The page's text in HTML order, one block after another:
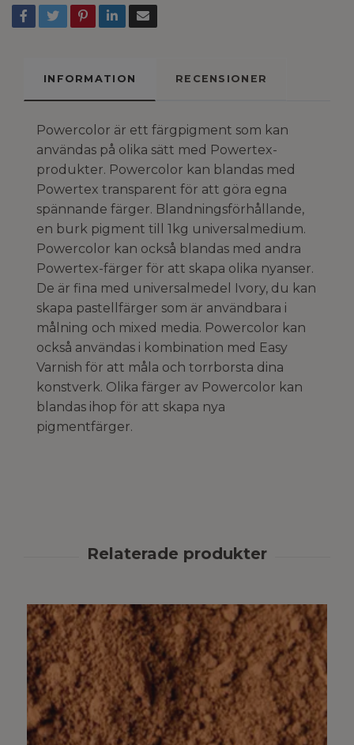
INFORMATION RECENSIONER
Powercolor är ett färgpigment som kan
användas på olika sätt med Powertex-
produkter. Powercolor kan blandas med
Powertex transparent för att göra egna
spännande färger. Blandningsförhållande,
en burk pigment till 1kg universalmedium.
Powercolor kan också blandas med andra
Powertex-färger för att skapa olika nyanser.
De är fina med universalmedel Ivory, du kan
skapa pastellfärger som är användbara i
målning och mixed media. Powercolor kan
också användas i kombination med Easy
Varnish för att måla och torrborsta dina
konstverk. Olika färger av Powercolor kan
blandas ihop för att skapa nya
pigmentfärger.